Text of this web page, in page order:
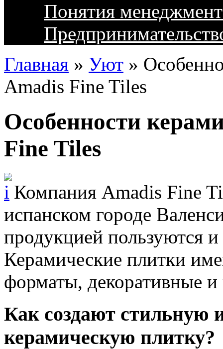
Понятия
Главная » Уют »
Amadis Fine Tiles
Особенности
Fine Tiles
Компания Amadis Fine
испанском городе
продукцией пользуются
Керамические плитки
форматы, декоративные
Как создают стильную
керамическую плитку?